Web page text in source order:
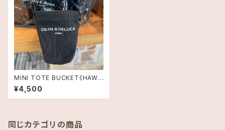
MINI TOTE BUCKET《HAWA
II限定》DEAN＆DELUCA HAW
AII ディーン＆デルーカ Black
¥4,500
同じカテゴリの商品